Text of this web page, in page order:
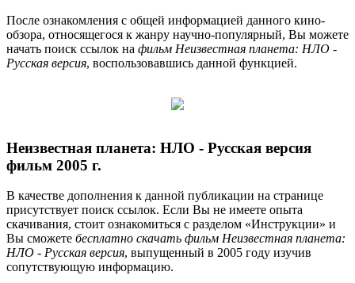
После ознакомления с общей информацией данного кино-
обзора, относящегося к жанру научно-популярный, Вы можете
начать поиск ссылок на фильм Неизвестная планета: НЛО -
Русская версия, воспользовавшись данной функцией.
Неизвестная планета: НЛО - Русская версия
фильм 2005 г.
В качестве дополнения к данной публикации на странице
присутствует поиск ссылок. Если Вы не имеете опыта
скачивания, стоит ознакомиться с разделом «Инструкции» и
Вы сможете бесплатно скачать фильм Неизвестная планета:
НЛО - Русская версия, выпущенный в 2005 году изучив
сопутствующую информацию.